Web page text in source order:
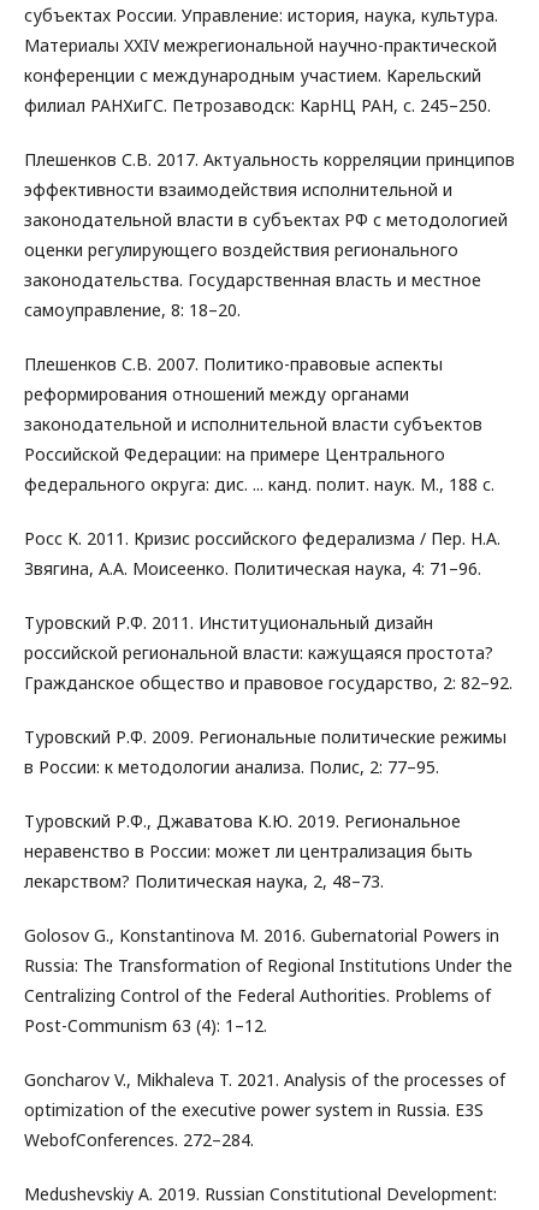
субъектах России. Управление: история, наука, культура.
Материалы XXIV межрегиональной научно-практической
конференции с международным участием. Карельский
филиал РАНХиГС. Петрозаводск: КарНЦ РАН, с. 245–250.
Плешенков С.В. 2017. Актуальность корреляции принципов
эффективности взаимодействия исполнительной и
законодательной власти в субъектах РФ с методологией
оценки регулирующего воздействия регионального
законодательства. Государственная власть и местное
самоуправление, 8: 18–20.
Плешенков С.В. 2007. Политико-правовые аспекты
реформирования отношений между органами
законодательной и исполнительной власти субъектов
Российской Федерации: на примере Центрального
федерального округа: дис. ... канд. полит. наук. М., 188 с.
Росс К. 2011. Кризис российского федерализма / Пер. Н.А.
Звягина, А.А. Моисеенко. Политическая наука, 4: 71–96.
Туровский Р.Ф. 2011. Институциональный дизайн
российской региональной власти: кажущаяся простота?
Гражданское общество и правовое государство, 2: 82–92.
Туровский Р.Ф. 2009. Региональные политические режимы
в России: к методологии анализа. Полис, 2: 77–95.
Туровский Р.Ф., Джаватова К.Ю. 2019. Региональное
неравенство в России: может ли централизация быть
лекарством? Политическая наука, 2, 48–73.
Golosov G., Konstantinova M. 2016. Gubernatorial Powers in
Russia: The Transformation of Regional Institutions Under the
Centralizing Control of the Federal Authorities. Problems of
Post-Communism 63 (4): 1–12.
Goncharov V., Mikhaleva T. 2021. Analysis of the processes of
optimization of the executive power system in Russia. E3S
WebofConferences. 272–284.
Medushevskiy A. 2019. Russian Constitutional Development: